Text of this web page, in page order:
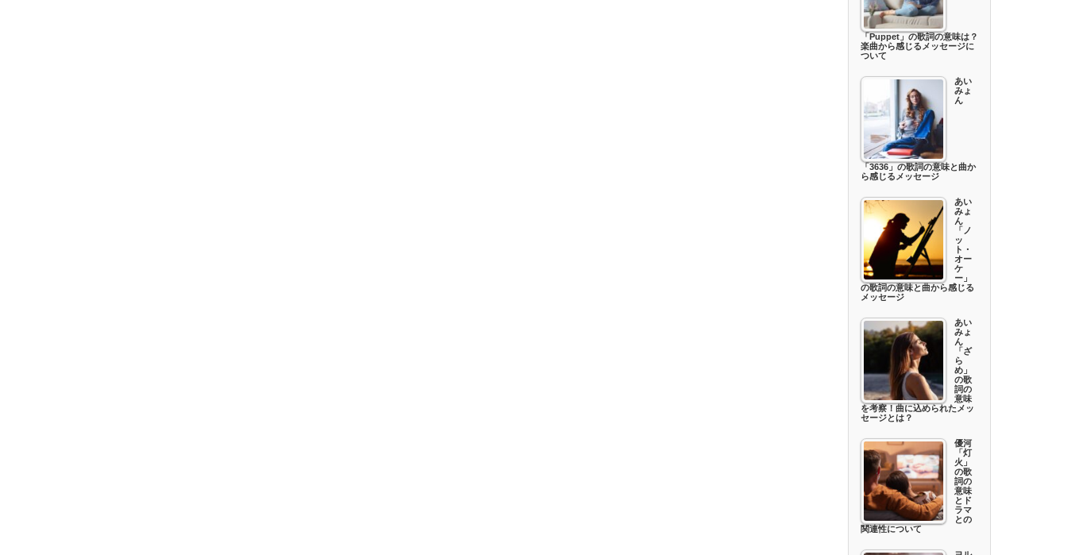
「Puppet」の歌詞の意味は？
楽曲から感じるメッセージに
ついて
あい
みょ
ん
「3636」の歌詞の意味と曲か
ら感じるメッセージ
あい
みょ
ん
「ノ
ッ
ト・
オー
ケ
ー」
の歌詞の意味と曲から感じる
メッセージ
あい
みょ
ん
「ざ
ら
め」
の歌
詞の
意味
を考察！曲に込められたメッ
セージとは？
優河
「灯
火」
の歌
詞の
意味
とド
ラマ
との
関連性について